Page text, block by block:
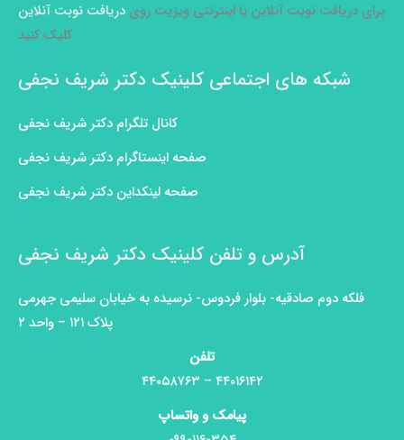
برای دریافت نوبت آنلاین یا اینترنتی ویزیت روی دریافت نوبت آنلاین
کلیک کنید
شبکه های اجتماعی کلینیک دکتر شریف نجفی
کانال تلگرام دکتر شریف نجفی
صفحه اینستاگرام دکتر شریف نجفی
صفحه لینکداین دکتر شریف نجفی
آدرس و تلفن کلینیک دکتر شریف نجفی
فلکه دوم صادقیه- بلوار فردوس- نرسیده به خیابان سلیمی جهرمی
پلاک ۱۲۱ – واحد ۲
تلفن
۴۴۰۱۶۱۴۲ – ۴۴۰۵۸۷۶۳
پیامک و واتساپ